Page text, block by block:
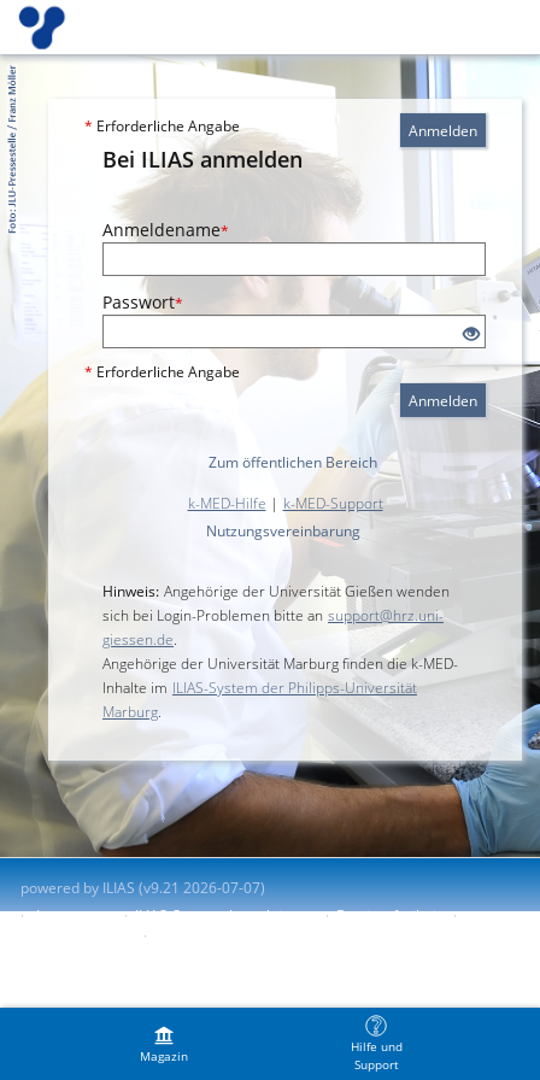
Magazin
Hilfe und
Support
Anmelden
* Erforderliche Angabe
Bei ILIAS anmelden
Anmeldename*
Passwort*
* Erforderliche Angabe
Anmelden
Zum öffentlichen Bereich
k-MED-Hilfe | k-MED-Support
Nutzungsvereinbarung
Hinweis: Angehörige der Universität Gießen wenden
sich bei Login-Problemen bitte an support@hrz.uni-
giessen.de.
Angehörige der Universität Marburg finden die k-MED-
Inhalte im ILIAS-System der Philipps-Universität
Marburg.
powered by ILIAS (v9.21 2026-07-07)
Impressum
ILIAS-Support kontaktieren
Barrierefreiheit